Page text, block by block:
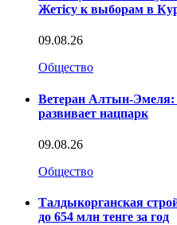
Жетісу к выборам в
09.08.26
Общество
Ветеран Алтын-Эмеля:
развивает нацпарк
09.08.26
Общество
Талдыкорганская
до 654 млн тенге за год